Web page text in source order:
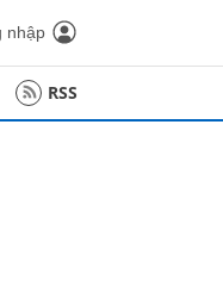
nhập
RSS